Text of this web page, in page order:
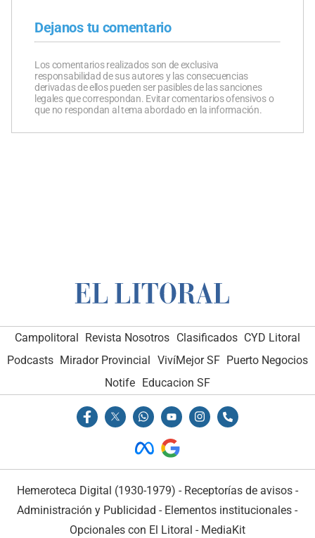
Dejanos tu comentario
Los comentarios realizados son de exclusiva
responsabilidad de sus autores y las consecuencias
derivadas de ellos pueden ser pasibles de las sanciones
legales que correspondan. Evitar comentarios ofensivos o
que no respondan al tema abordado en la información.
Campolitoral Revista Nosotros Clasificados CYD Litoral
Podcasts Mirador Provincial VivíMejor SF Puerto Negocios
Notife Educacion SF
Hemeroteca Digital (1930-1979) - Receptorías de avisos -
Administración y Publicidad - Elementos institucionales -
Opcionales con El Litoral - MediaKit